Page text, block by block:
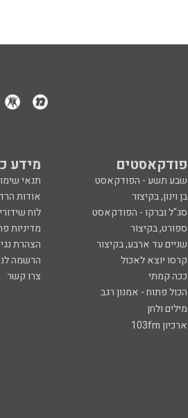
פודקאסטים מידע
שבע תשע - הפודקאסט
תנאי
בן וינון, בקיצור
אודות
סג"ל וברקו - הפודקאסט
לוח
ספורט, בקיצור
מדיניות
שניים עד ארבע, בקיצור
הצהרת
קרסו יוצא לאכול
הרשמה
ככה קמתי
צרו קשר
הכול פתוח - אמנון רגב
מילים ולחן
ארכיון 103fm